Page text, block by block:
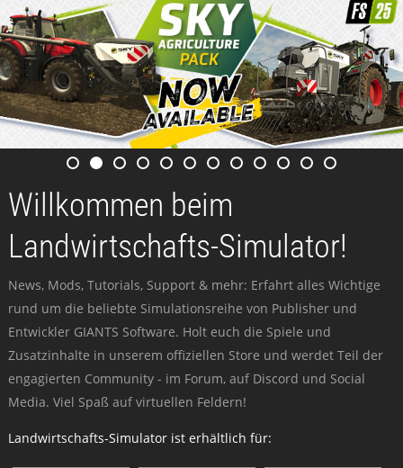
Willkommen beim
Landwirtschafts-Simulator!
News, Mods, Tutorials, Support & mehr: Erfahrt alles Wichtige
rund um die beliebte Simulationsreihe von Publisher und
Entwickler GIANTS Software. Holt euch die Spiele und
Zusatzinhalte in unserem offiziellen Store und werdet Teil der
engagierten Community - im Forum, auf Discord und Social
Media. Viel Spaß auf virtuellen Feldern!
Landwirtschafts-Simulator ist erhältlich für: